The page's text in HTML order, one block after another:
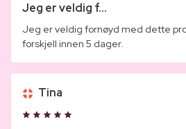
Jeg er veldig f...
Jeg er veldig fornøyd med dette
forskjell innen 5 dager.
Tina